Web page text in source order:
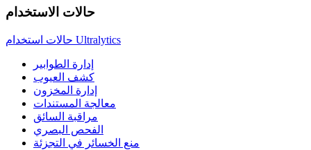
حالات الاستخدام
حالات استخدام Ultralytics
إدارة الطوابير
كشف العيوب
إدارة المخزون
معالجة المستندات
مراقبة السائق
الفحص البصري
منع الخسائر في التجزئة